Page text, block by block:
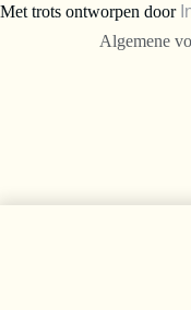
Met trots ontworpen door
Algemene